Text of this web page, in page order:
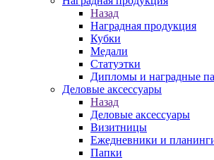
Назад
Наградная продукция
Кубки
Медали
Статуэтки
Дипломы и наградные
Деловые аксессуары
Назад
Деловые аксессуары
Визитницы
Ежедневники и
Папки